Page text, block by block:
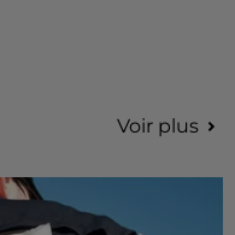
Voir plus